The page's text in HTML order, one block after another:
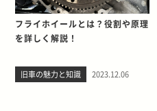
フライホイールとは？役割や原理
を詳しく解説！
旧車の魅力と知識 2023.12.06